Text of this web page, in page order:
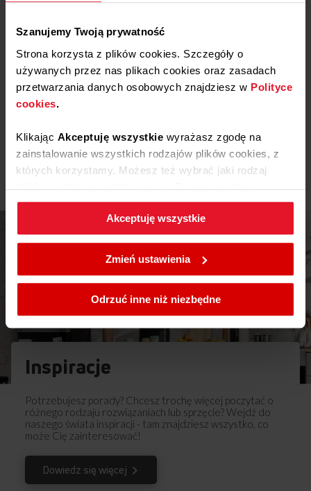
Szanujemy Twoją prywatność
Strona korzysta z plików cookies. Szczegóły o
używanych przez nas plikach cookies oraz zasadach
przetwarzania danych osobowych znajdziesz w Polityce
cookies.
Klikając Akceptuję wszystkie wyrażasz zgodę na
zainstalowanie wszystkich rodzajów plików cookies, z
których korzystamy. Możesz też wybrać jaki rodzaj
plików cookies zainstalujemy na Twoim urządzeniu,
klikającZmień ustawienia.
W każdej chwili możesz zmienić wybrane przez Ciebie
ustawienia plików cookies wchodząc w zakładkę
Akceptuję wszystkie
Zmień ustawienia
Odrzuć inne niż niezbędne
Etykieta energetyczna
Karta produktu
Karta produktu Pobierz
Ostrzeżenia i informacje dotyczące
bezpieczeństwa
Instrukcja obsługi
Skrócona instrukcja obsługi
Pokaż więcej
Inspiracje
Potrzebujesz porady? Chcesz trochę więcej poczytać o
różnego rodzaju rozwiązaniach lub sprzęcie? Wejdź do
naszego świata inspiracji - tam znajdziesz wszystko, co
może Cię zainteresować!
Dowiedz się więcej